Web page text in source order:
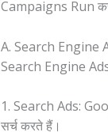
Campaigns Run
A. Search Engine
Search Engine
1. Search Ads:
सर्च करते हैं।